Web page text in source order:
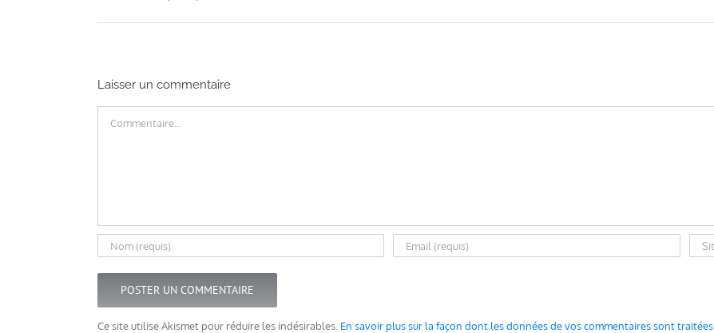
Laisser un commentaire
Ce site utilise Akismet pour réduire les indésirables. En savoir plus sur la façon dont les données de vos commentaires sont traitées